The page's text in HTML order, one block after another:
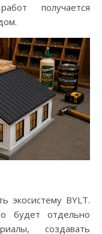
получается
экосистему BYLT.
будет отдельно
создавать